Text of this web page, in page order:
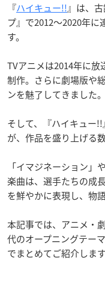
『ハイキュー!!』は、
プ』で2012～2020年
す。
TVアニメは2014年に放
制作。さらに劇場版や
ンを魅了してきました。
そして、『ハイキュー
が、作品を盛り上げる
「イマジネーション」
楽曲は、選手たちの成
を鮮やかに表現し、物
本記事では、アニメ・
代のオープニングテー
でまとめてご紹介しま